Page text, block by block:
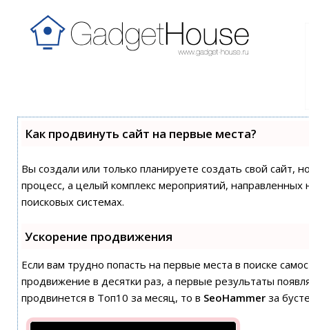
Как продвинуть сайт на первые места?
Вы создали или только планируете создать свой сайт,
процесс, а целый комплекс мероприятий,
поисковых системах.
Ускорение продвижения
Если вам трудно попасть на первые места в поиске
продвижение в десятки раз, а первые результаты
продвинется в Топ10 за месяц, то в SeoHammerза